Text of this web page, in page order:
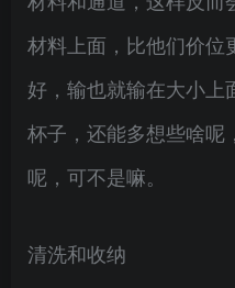
材料上面，比他们价位
好，输也就输在大小上
杯子，还能多想些啥呢
呢，可不是嘛。
清洗和收纳